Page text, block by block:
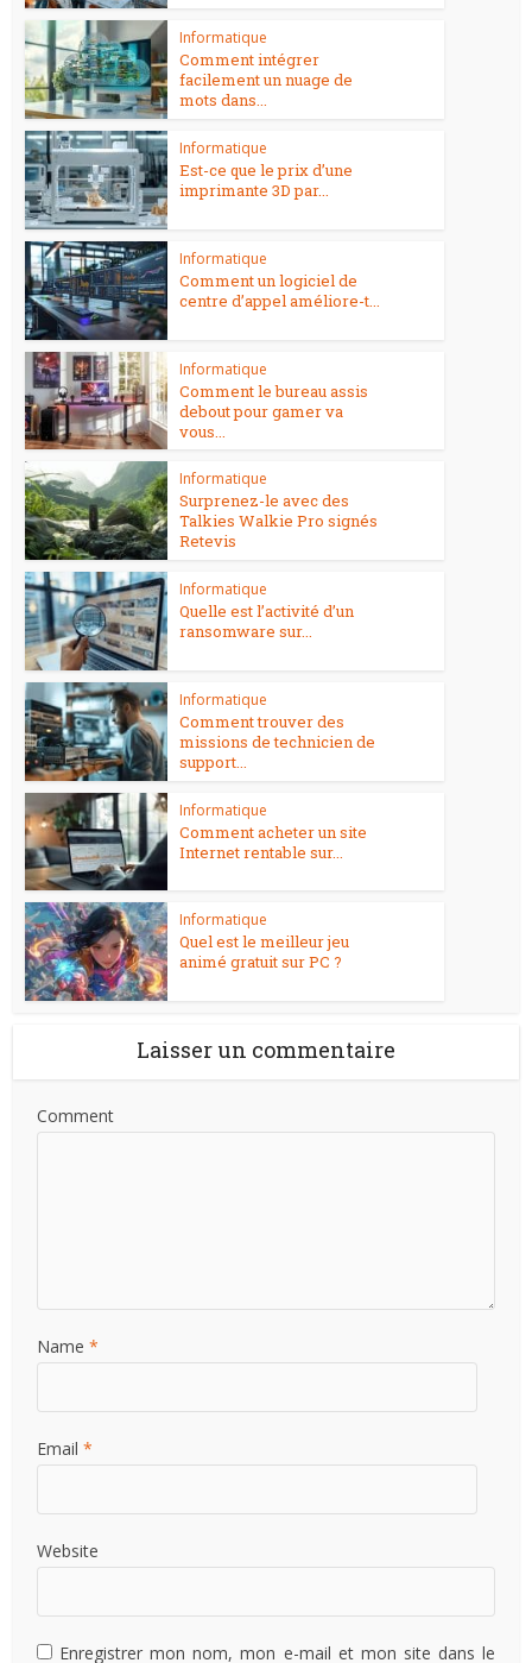
Informatique
Comment intégrer
facilement un nuage de
mots dans...
Informatique
Est-ce que le prix d’une
imprimante 3D par...
Informatique
Comment un logiciel de
centre d’appel améliore-t...
Informatique
Comment le bureau assis
debout pour gamer va
vous...
Informatique
Surprenez-le avec des
Talkies Walkie Pro signés
Retevis
Informatique
Quelle est l’activité d’un
ransomware sur...
Informatique
Comment trouver des
missions de technicien de
support...
Informatique
Comment acheter un site
Internet rentable sur...
Informatique
Quel est le meilleur jeu
animé gratuit sur PC ?
Laisser un commentaire
Comment
Name *
Email *
Website
Enregistrer mon nom, mon e-mail et mon site dans le